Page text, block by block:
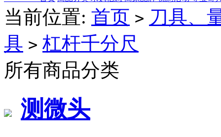
当前位置: 首页 > 刀具、
具 > 杠杆千分尺
所有商品分类
测微头